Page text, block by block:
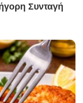
Συνταγή